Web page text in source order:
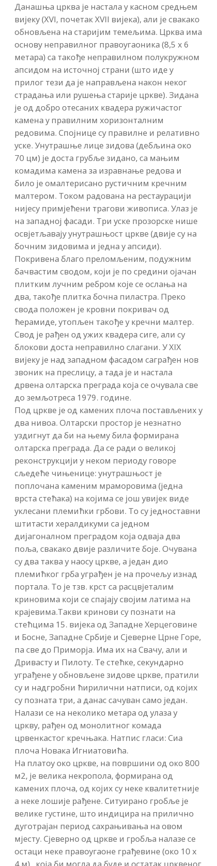
Данашња црква је настала у касном средњем
вијеку (XVI, почетaк XVII вијека), али је свакако
обновљена на старијим темељима. Црква има
основу неправилног правоугаоника (8,5 х 6
метара) са такође неправилном полукружном
апсидом на источној страни (што иде у
прилог тези да је направљена након неког
страдања или рушења старије цркве). Зидана
је од добро отесаних квадера ружичастог
камена у правилним хоризонталним
редовима. Спојнице су правилне и релативно
уске. Унутрашње лице зидова (дебљина око
70 цм) је доста грубље зидано, са мањим
комадима камена за изравнање редова и
било је омалтерисано рустичним кречним
малтером. Током радована на рестаурацији
нијесу примјећени трагови живописа. Улаз је
на западној фасади. Три уске прозорске нише
освјетљавају унутрашњост цркве (двије су на
бочним зидовима и једна у апсиди).
Покривена благо преломљеним, подужним
бачвастим сводом, који је по средини ојачан
плитким лучним ребром које се ослања на
два, такође плитка бочна пиластра. Преко
свода положен је кровни покривач од
ћерамиде, утопљен такође у кречни малтер.
Свод је рађен од ужих квадера сиге, али су
блокови доста неправилно слагани. У XIX
вијеку је над западном фасадом саграђен нов
звоник на преслицу, а тада је и настала
дрвена олтарска преграда која се очувала све
до земљотреса 1979. године.
Под цркве је од камених плоча постављених у
два нивоа. Олтарски простор је незнатно
уздигнут да би на њему била формирана
олтарска преграда. Да се ради о великој
реконструкцији у неком периоду говоре
сљедеће чињенице: унутрашњост је
поплочана каменим мраморовима (једна
врста стећака) на којима се још увијек виде
уклесани племићки грбови. То су једноставни
штитасти хералдикуми са једном
дијагоналном преградом која одваја два
поља, свакако двије различите боје. Очувана
су два таква у наосу цркве, а један дио
племићког грба уграђен је на прочељу изнад
портала. То је тзв. крст са расцвјеталим
криновима који се спајају својим латима на
крајевима.Такви кринови су познати на
стећцима 15. вијека од Западне Херцеговине
и Босне, Западне Србије и Сјеверне Црне Горе,
па све до Приморја. Има их на Свачу, али и
Дривасту и Пилоту. Те стећке, секундарно
уграђене у обновљене зидове цркве, пратили
су и надгробни ћирилични натписи, од којих
су позната три, а данас сачуван само један.
Налази се на неколико метара од улаза у
цркву, рађен од монолитног комада
црвенкастог кречњака. Натпис гласи: Сиа
плоча Новака Игниатовића.
На платоу око цркве, на површини од око 800
м2, је велика некропола, формирана од
камених плоча, од којих су неке квалитетније
а неке лошије рађене. Ситуирано гробље је
велике густине, што индицира на прилично
дуготрајан период сахрањивања на овом
мјесту. Сјеверно од цркве и гробља налазе се
остаци неке правоугаоне грађевине (око 10 x